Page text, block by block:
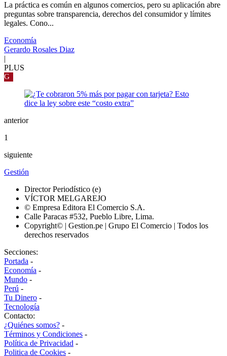
La práctica es común en algunos comercios, pero su aplicación abre
preguntas sobre transparencia, derechos del consumidor y límites
legales. Cono...
Economía
Gerardo Rosales Diaz
PLUS
G
anterior
1
siguiente
Gestión
Director Periodístico (e)
VÍCTOR MELGAREJO
© Empresa Editora El Comercio S.A.
Calle Paracas #532, Pueblo Libre, Lima.
Copyright© | Gestion.pe | Grupo El Comercio | Todos los
derechos reservados
Secciones:
Portada -
Economía -
Mundo -
Perú -
Tu Dinero -
Tecnología
Contacto:
¿Quiénes somos? -
Términos y Condiciones -
Política de Privacidad -
Politica de Cookies -